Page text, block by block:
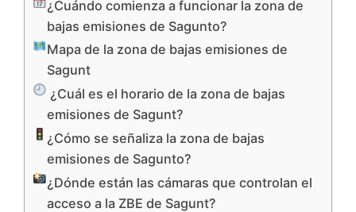
¿Cuándo comienza a funcionar la zona de
bajas emisiones de Sagunto?
Mapa de la zona de bajas emisiones de
Sagunt
¿Cuál es el horario de la zona de bajas
emisiones de Sagunt?
¿Cómo se señaliza la zona de bajas
emisiones de Sagunto?
¿Dónde están las cámaras que controlan el
acceso a la ZBE de Sagunt?